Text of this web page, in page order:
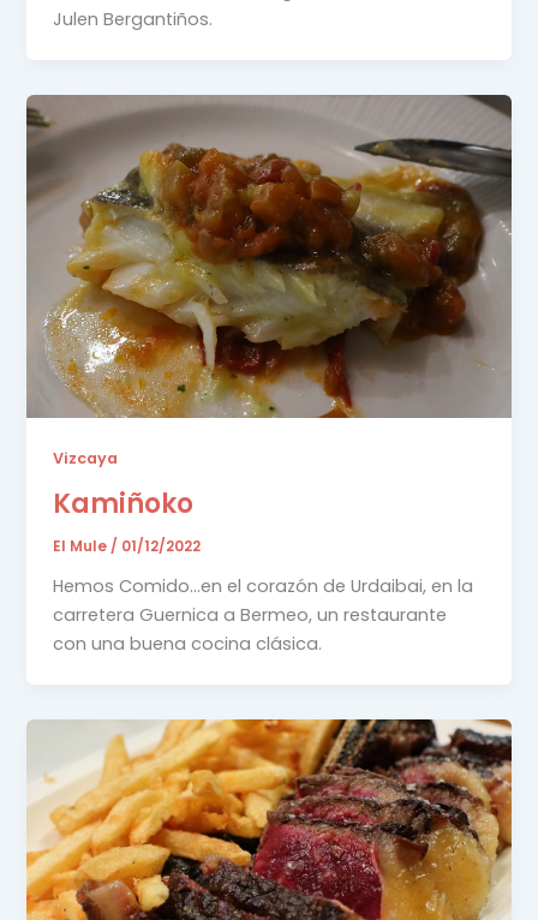
Julen Bergantiños.
Vizcaya
Kamiñoko
El Mule/ 01/12/2022
Hemos Comido…en el corazón de Urdaibai, en la
carretera Guernica a Bermeo, un restaurante
con una buena cocina clásica.